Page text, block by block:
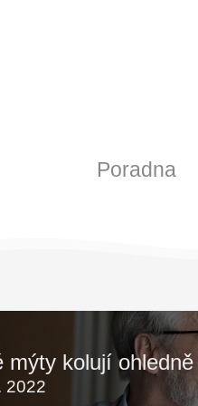
Poradna
mýty kolují
2022